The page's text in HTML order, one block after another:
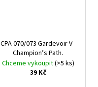
CPA 070/073 Gardevoir V -
Champion’s Path.
Chceme vykoupit(>5 ks)
39 Kč